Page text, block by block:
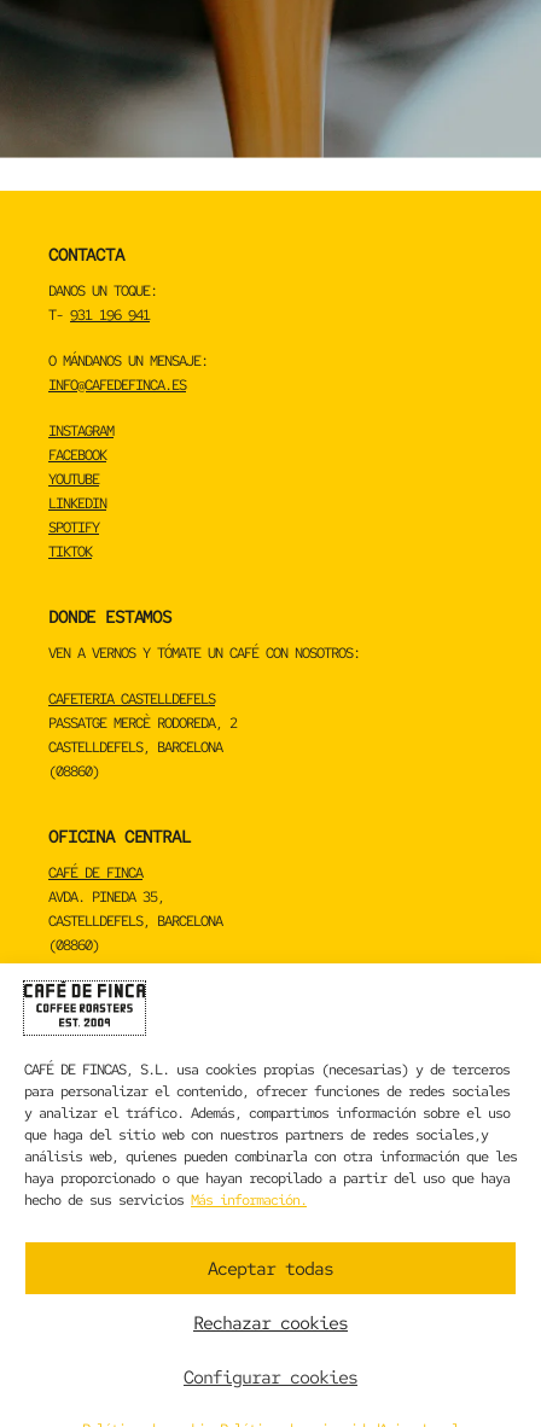
CAFÉ DE FINCAS, S.L. usa cookies propias (necesarias) y de terceros
para personalizar el contenido, ofrecer funciones de redes sociales
y analizar el tráfico. Además, compartimos información sobre el uso
que haga del sitio web con nuestros partners de redes sociales,y
análisis web, quienes pueden combinarla con otra información que les
haya proporcionado o que hayan recopilado a partir del uso que haya
hecho de sus servicios Más información.
Aceptar todas
Rechazar cookies
Configurar cookies
CONTACTA
DANOS UN TOQUE:
T- 931 196 941
O MÁNDANOS UN MENSAJE:
INFO@CAFEDEFINCA.ES
INSTAGRAM
FACEBOOK
YOUTUBE
LINKEDIN
SPOTIFY
TIKTOK
DONDE ESTAMOS
VEN A VERNOS Y TÓMATE UN CAFÉ CON NOSOTROS:
CAFETERIA CASTELLDEFELS
PASSATGE MERCÈ RODOREDA, 2
CASTELLDEFELS, BARCELONA
(08860)
OFICINA CENTRAL
CAFÉ DE FINCA
AVDA. PINEDA 35,
CASTELLDEFELS, BARCELONA
(08860)
TOSTADERO
CAFÉ DE FINCA
CARRER DE LA MARE DE DÉU DE NÚRIA 23C,
SANT BOI DE LLOBREGAT, BARCELONA
(08830)
CONTACTA CON NOSOTROS
CONDICIONES GENERALES DE CONTRATACIÓN